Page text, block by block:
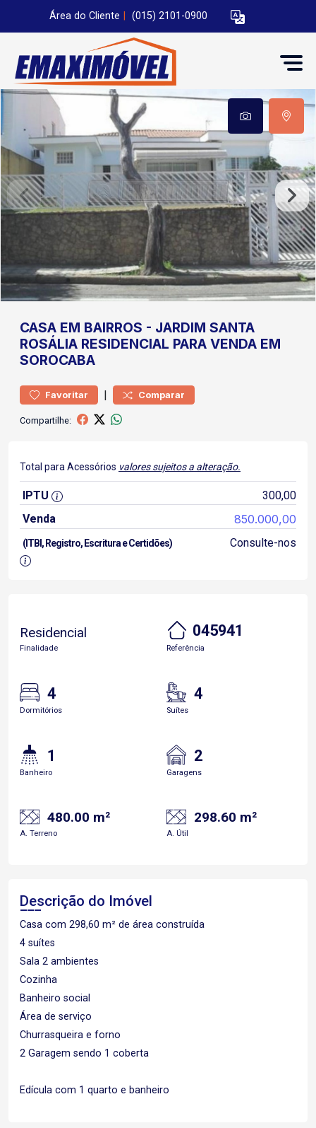
Área do Cliente (015) 2101-0900
CASA EM BAIRROS - JARDIM SANTA
ROSÁLIA RESIDENCIAL PARA VENDA EM
SOROCABA
Favoritar | Comparar
Compartilhe:
Total para Acessórios valores sujeitos a alteração.
IPTU
300,00
Venda
850.000,00
(ITBI, Registro, Escritura e Certidões) Consulte-nos
Residencial
Finalidade
045941
Referência
4
Dormitórios
4
Suítes
1
Banheiro
2
Garagens
480.00 m²
A. Terreno
298.60 m²
A. Útil
Descrição do Imóvel
Casa com 298,60 m² de área construída
4 suítes
Sala 2 ambientes
Cozinha
Banheiro social
Área de serviço
Churrasqueira e forno
2 Garagem sendo 1 coberta
Edícula com 1 quarto e banheiro